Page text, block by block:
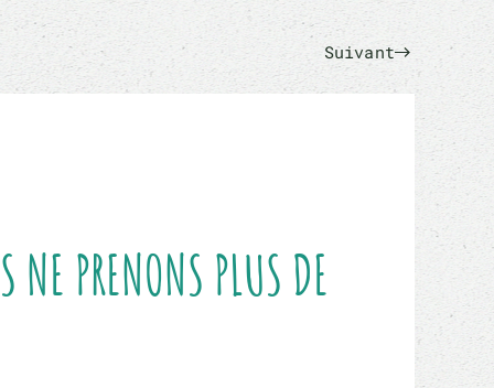
Suivant
PRENONS PLUS DE